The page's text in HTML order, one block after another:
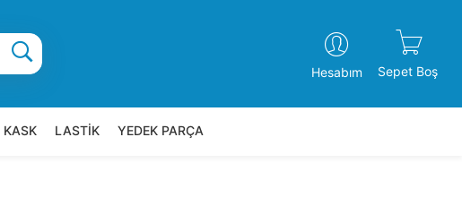
Hesabım Sepet Boş
KASK LASTİK YEDEK PARÇA